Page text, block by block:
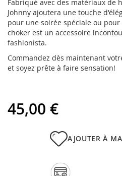
images
gallery
Fabriqué avec des matériaux de
Johnny ajoutera une touche
pour une soirée spéciale ou
choker est un accessoire
fashionista.
Commandez dès maintenant
et soyez prête à faire sensation!
45,00 €
AJOUTER À